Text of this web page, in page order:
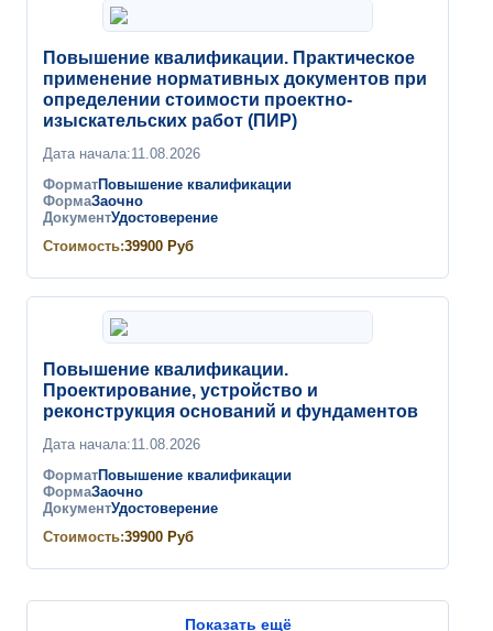
Повышение квалификации. Практическое
применение нормативных документов при
определении стоимости проектно-
изыскательских работ (ПИР)
Дата начала:11.08.2026
ФорматПовышение квалификации
ФормаЗаочно
ДокументУдостоверение
Стоимость:39900 Руб
Повышение квалификации.
Проектирование, устройство и
реконструкция оснований и фундаментов
Дата начала:11.08.2026
ФорматПовышение квалификации
ФормаЗаочно
ДокументУдостоверение
Стоимость:39900 Руб
Показать ещё